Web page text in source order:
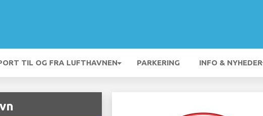
TIL OG FRA LUFTHAVNEN PARKERING INFO & NYHEDER